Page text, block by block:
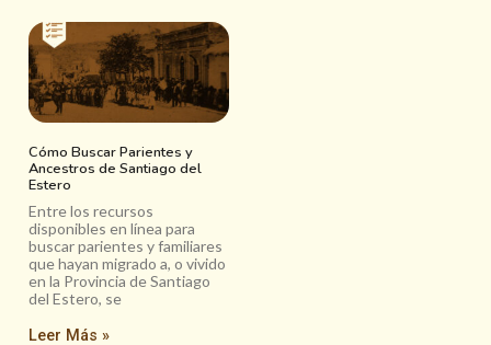
Cómo Buscar Parientes y
Ancestros de Santiago del
Estero
Entre los recursos
disponibles en línea para
buscar parientes y familiares
que hayan migrado a, o vivido
en la Provincia de Santiago
del Estero, se
Leer Más »